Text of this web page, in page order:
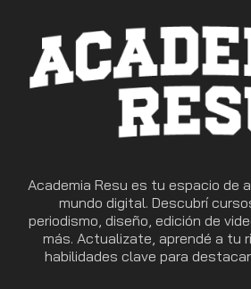
Academia Resu es tu espacio de
mundo digital. Descubrí
periodismo, diseño, edición de
más. Actualizate, aprendé a tu
habilidades clave para